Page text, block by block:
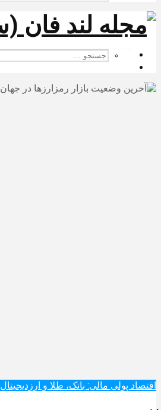
اقتصاد پولی مالی: بانک، طلا و ارزدیجیتال‌